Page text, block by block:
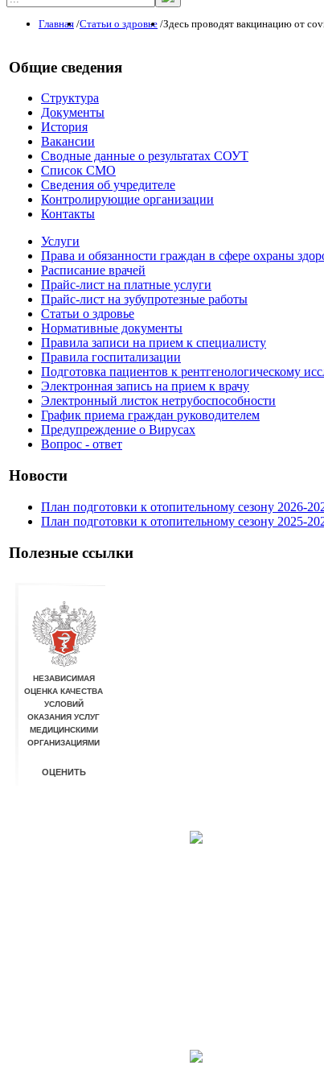
Главная /Статьи о здровье /Здесь проводят вакцинацию от
Общие сведения
Структура
Документы
История
Вакансии
Сводные данные о результатах СОУТ
Список СМО
Сведения об учредителе
Контролирующие организации
Контакты
Услуги
Права и обязанности граждан в сфере охраны
Расписание врачей
Прайс-лист на платные услуги
Прайс-лист на зубупротезные работы
Статьи о здровье
Нормативные документы
Правила записи на прием к специалисту
Правила госпитализации
Подготовка пациентов к рентгенологическому
Электронная запись на прием к врачу
Электронный листок нетрубоспособности
График приема граждан руководителем
Предупреждение о Вирусах
Вопрос - ответ
Новости
План подготовки к отопительному сезону 2026-
План подготовки к отопительному сезону 2025-
Полезные ссылки